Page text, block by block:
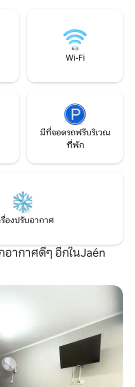
งอยู่บนถนน
- ชั้น 4 ใช้บันได
Wi-Fi
มีที่จอดรถฟรีบริเวณ
ที่พัก
รื่องปรับอากาศ
ากาศดีๆ อีกในJaén